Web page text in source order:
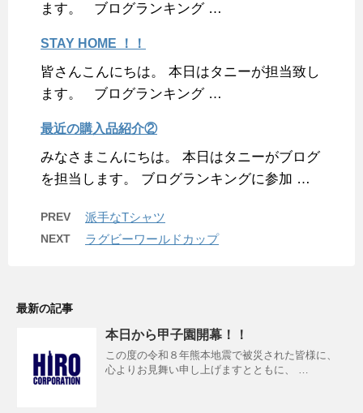
ます。 ブログランキング …
STAY HOME ！！
皆さんこんにちは。 本日はタニーが担当致し
ます。 ブログランキング …
最近の購入品紹介②
みなさまこんにちは。 本日はタニーがブログ
を担当します。 ブログランキングに参加 …
PREV 派手なTシャツ
NEXT ラグビーワールドカップ
最新の記事
本日から甲子園開幕！！
この度の令和８年熊本地震で被災された皆様に、
心よりお見舞い申し上げますとともに、 …